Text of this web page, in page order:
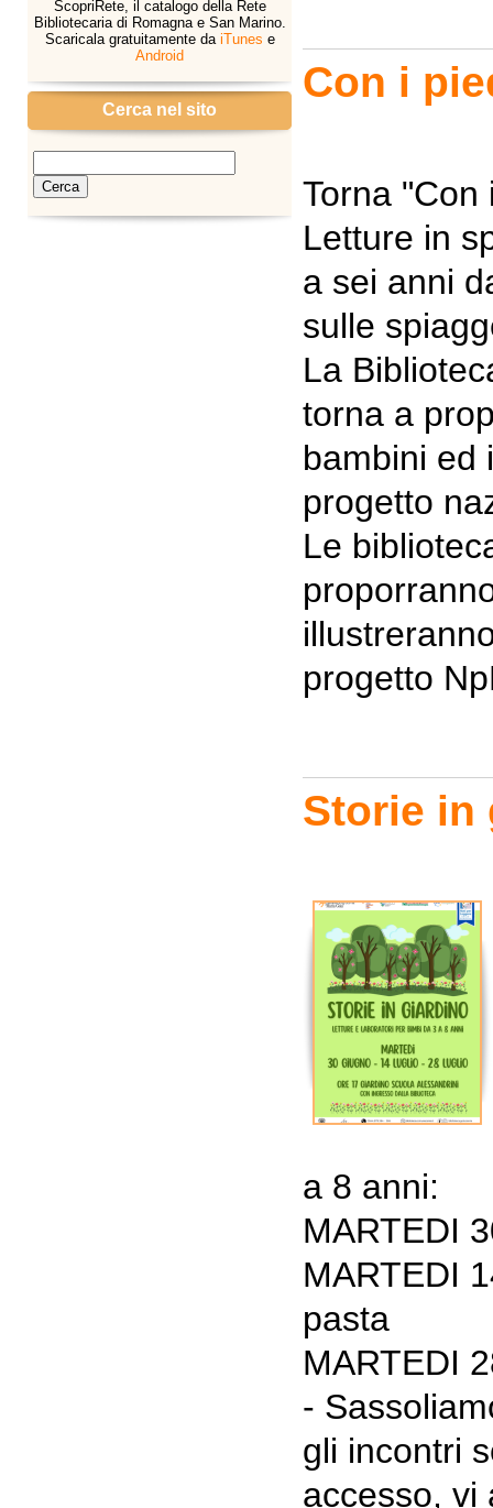
ScopriRete, il catalogo della Rete
Bibliotecaria di Romagna e San Marino.
Scaricala gratuitamente da iTunes e
Android
Cerca nel sito
Con i
Torna "Con
Letture in
a sei anni
sulle
La
torna a
bambini ed
progetto
Le
progetto
Storie in
a 8 anni:
MARTEDI
MARTEDI
pasta
MARTEDI
-
gli incontri
accesso, vi